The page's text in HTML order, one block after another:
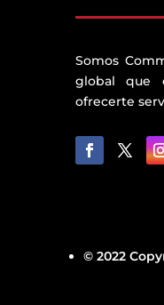
Somos
global que
ofrecerte
© 2022